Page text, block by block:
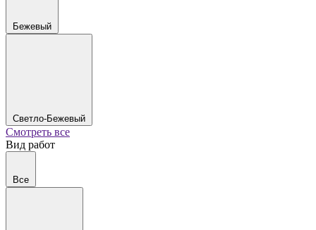
Бежевый
Светло-Бежевый
Смотреть все
Вид работ
Все